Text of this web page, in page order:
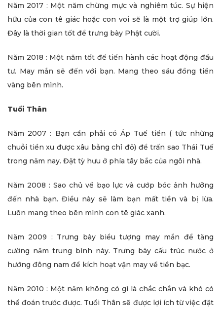
Năm 2017 : Một năm chừng mực và nghiêm túc. Sự hiện
hữu của con tê giác hoặc con voi sẽ là một trợ giúp lớn.
Đây là thời gian tốt để trưng bày Phật cười.
Năm 2018 : Một năm tốt để tiến hành các hoạt động đầu
tư. May mắn sẽ đến với bạn. Mang theo sáu đồng tiền
vàng bên mình.
Tuổi Thân
Năm 2007 : Bạn cần phải có Áp Tuế tiền ( tức những
chuỗi tiền xu được xâu bằng chỉ đỏ) để trấn sao Thái Tuế
trong năm nay. Đặt tỳ hưu ở phía tây bắc của ngôi nhà.
Năm 2008 : Sao chủ về bạo lực và cướp bóc ảnh hưởng
đến nhà bạn. Điều này sẽ làm bạn mất tiền và bị lừa.
Luôn mang theo bên mình con tê giác xanh.
Năm 2009 : Trưng bày biểu tượng may mắn để tăng
cường năm trung bình này. Trưng bày cấu trúc nước ở
hướng đông nam để kích hoạt vận may về tiền bạc.
Năm 2010 : Một năm không có gì là chắc chắn và khó có
thể đoán trước được. Tuổi Thân sẽ được lợi ích từ việc đặt